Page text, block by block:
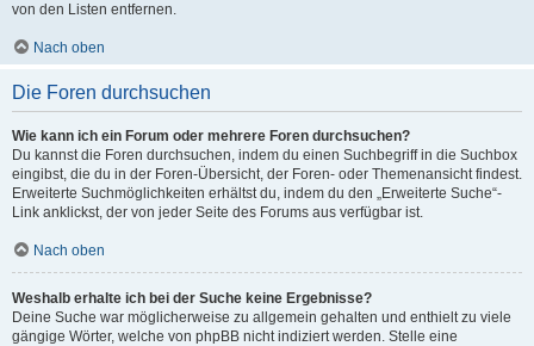
von den Listen entfernen.
Nach oben
Die Foren durchsuchen
Wie kann ich ein Forum oder mehrere Foren durchsuchen?
Du kannst die Foren durchsuchen, indem du einen Suchbegriff in die Suchbox
eingibst, die du in der Foren-Übersicht, der Foren- oder Themenansicht findest.
Erweiterte Suchmöglichkeiten erhältst du, indem du den „Erweiterte Suche“-
Link anklickst, der von jeder Seite des Forums aus verfügbar ist.
Nach oben
Weshalb erhalte ich bei der Suche keine Ergebnisse?
Deine Suche war möglicherweise zu allgemein gehalten und enthielt zu viele
gängige Wörter, welche von phpBB nicht indiziert werden. Stelle eine